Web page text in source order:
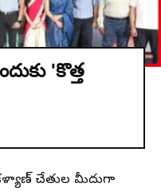
'కొత్త
చేతుల మీదుగా